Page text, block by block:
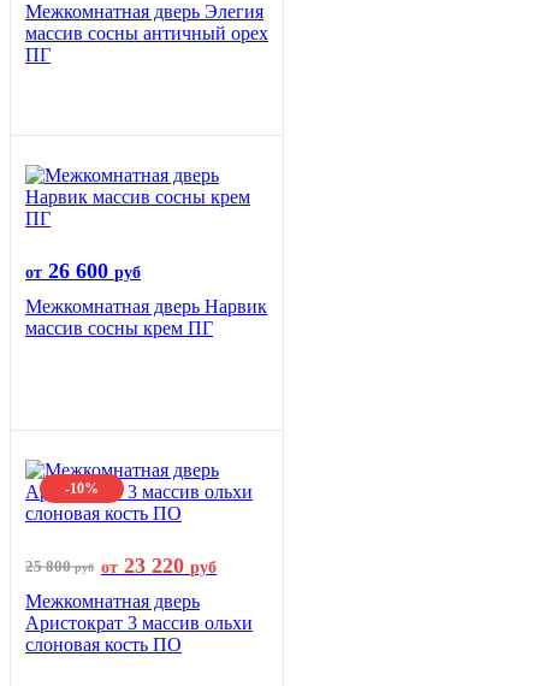
Межкомнатная дверь Элегия
массив сосны античный орех
ПГ
от 26 600 руб
Межкомнатная дверь Нарвик
массив сосны крем ПГ
-10%
25 800руб от 23 220 руб
Межкомнатная дверь
Аристократ 3 массив ольхи
слоновая кость ПО